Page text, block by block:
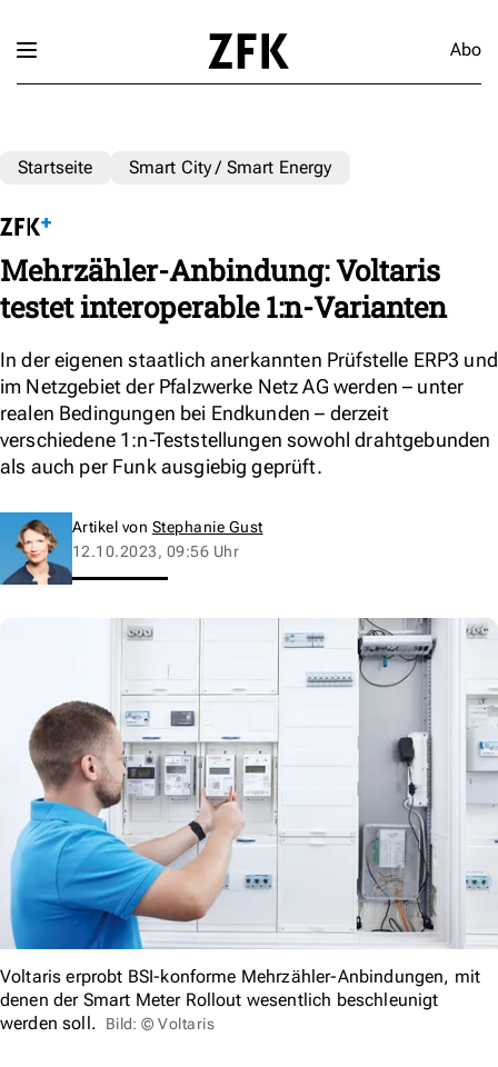
Abo
Startseite Smart City / Smart Energy
Mehrzähler-Anbindung: Voltaris
testet interoperable 1:n-Varianten
In der eigenen staatlich anerkannten Prüfstelle ERP3 und
im Netzgebiet der Pfalzwerke Netz AG werden – unter
realen Bedingungen bei Endkunden – derzeit
verschiedene 1:n-Teststellungen sowohl drahtgebunden
als auch per Funk ausgiebig geprüft.
Artikel von Stephanie Gust
12.10.2023, 09:56 Uhr
Voltaris erprobt BSI-konforme Mehrzähler-Anbindungen, mit
denen der Smart Meter Rollout wesentlich beschleunigt
werden soll.
Bild: © Voltaris